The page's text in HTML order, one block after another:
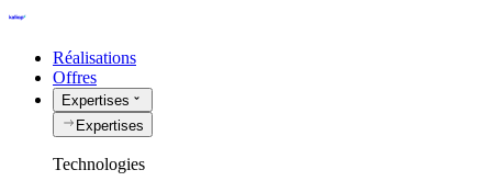
Réalisations
Offres
Expertises
Expertises
Technologies